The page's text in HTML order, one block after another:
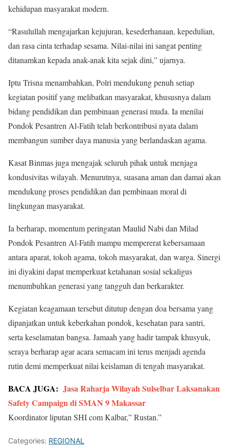
kehidupan masyarakat modern.
“Rasulullah mengajarkan kejujuran, kesederhanaan, kepedulian,
dan rasa cinta terhadap sesama. Nilai-nilai ini sangat penting
ditanamkan kepada anak-anak kita sejak dini,” ujarnya.
Iptu Trisna menambahkan, Polri mendukung penuh setiap
kegiatan positif yang melibatkan masyarakat, khususnya dalam
bidang pendidikan dan pembinaan generasi muda. Ia menilai
Pondok Pesantren Al-Fatih telah berkontribusi nyata dalam
membangun sumber daya manusia yang berlandaskan agama.
Kasat Binmas juga mengajak seluruh pihak untuk menjaga
kondusivitas wilayah. Menurutnya, suasana aman dan damai akan
mendukung proses pendidikan dan pembinaan moral di
lingkungan masyarakat.
Ia berharap, momentum peringatan Maulid Nabi dan Milad
Pondok Pesantren Al-Fatih mampu mempererat kebersamaan
antara aparat, tokoh agama, tokoh masyarakat, dan warga. Sinergi
ini diyakini dapat memperkuat ketahanan sosial sekaligus
menumbuhkan generasi yang tangguh dan berkarakter.
Kegiatan keagamaan tersebut ditutup dengan doa bersama yang
dipanjatkan untuk keberkahan pondok, kesehatan para santri,
serta keselamatan bangsa. Jamaah yang hadir tampak khusyuk,
seraya berharap agar acara semacam ini terus menjadi agenda
rutin demi memperkuat nilai keislaman di tengah masyarakat.
BACA JUGA: Jasa Raharja Wilayah Sulselbar Laksanakan
Safety Campaign di SMAN 9 Makassar
Koordinator liputan SHI com Kalbar,” Rustan.”
Categories: REGIONAL